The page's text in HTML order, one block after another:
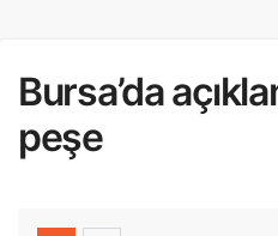
Bursa’da
peşe